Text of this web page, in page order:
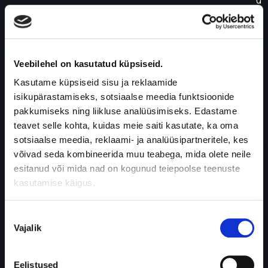
Veebilehel on kasutatud küpsiseid.
Kasutame küpsiseid sisu ja reklaamide
isikupärastamiseks, sotsiaalse meedia funktsioonide
pakkumiseks ning liikluse analüüsimiseks. Edastame
teavet selle kohta, kuidas meie saiti kasutate, ka oma
sotsiaalse meedia, reklaami- ja analüüsipartneritele, kes
võivad seda kombineerida muu teabega, mida olete neile
esitanud või mida nad on kogunud teiepoolse teenuste
kasutamise käigus.
valik
Vajalik
Eelistused
S
ü